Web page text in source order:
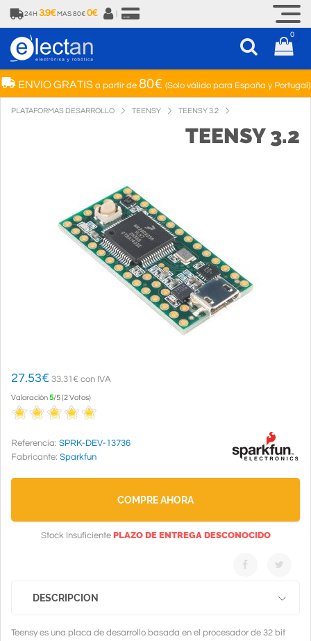
24H 3.9€ MAS 80€ 0€
0
ENVIO GRATISa partir de 80€ (Solo válido para España y Portugal)
PLATAFORMAS DESARROLLO TEENSY TEENSY 3.2
TEENSY 3.2
27.53€ 33.31€ con IVA
Valoración5/5(2Votos)
Referencia: SPRK-DEV-13736
Fabricante: Sparkfun
COMPRE AHORA
Stock Insuficiente PLAZO DE ENTREGA DESCONOCIDO
DESCRIPCION
Teensy es una placa de desarrollo basada en el procesador de 32 bit